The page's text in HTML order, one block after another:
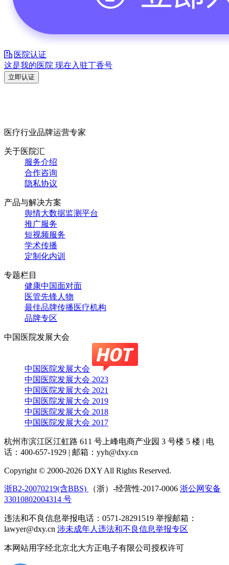
医院认证
这是我的医院 现在入驻丁香号
立即认证
医疗行业品牌运营专家
关于医院汇
服务介绍
合作咨询
隐私协议
产品与解决方案
舆情大数据监测平台
推广服务
短视频服务
学术传播
定制化内训
专题栏目
健康中国面对面
医管先锋人物
最佳品牌传播医疗机构
品牌专区
中国医院发展大会
中国医院发展大会
中国医院发展大会 2023
中国医院发展大会 2021
中国医院发展大会 2019
中国医院发展大会 2018
中国医院发展大会 2017
杭州市滨江区江虹路 611 号上峰电商产业园 3 号楼 5 楼 | 电
话：400-657-1929 | 邮箱：yyh@dxy.cn
Copyright © 2000-2026 DXY All Rights Reserved.
浙B2-20070219(含BBS) （浙）-经营性-2017-0006 浙公网安备
33010802004314 号
违法和不良信息举报电话：0571-28291519 举报邮箱：
lawyer@dxy.cn 涉未成年人违法和不良信息举报专区
本网站用字经北京北大方正电子有限公司授权许可